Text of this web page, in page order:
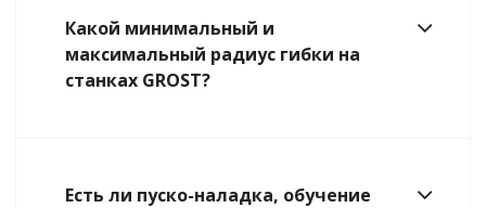
Какой минимальный и
максимальный радиус гибки на
станках GROST?
Есть ли пуско-наладка, обучение